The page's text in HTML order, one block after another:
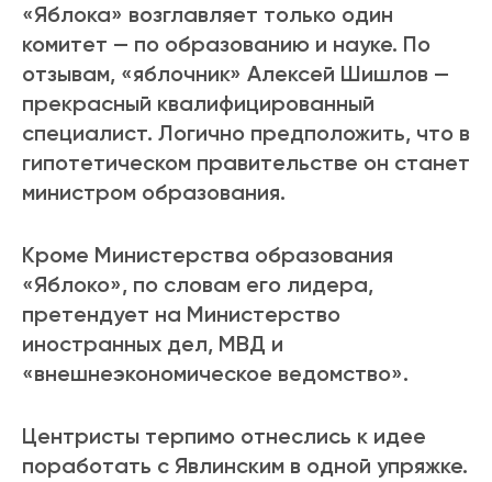
«Яблока» возглавляет только один
комитет — по образованию и науке. По
отзывам, «яблочник» Алексей Шишлов —
прекрасный квалифицированный
специалист. Логично предположить, что в
гипотетическом правительстве он станет
министром образования.
Кроме Министерства образования
«Яблоко», по словам его лидера,
претендует на Министерство
иностранных дел, МВД и
«внешнеэкономическое ведомство».
Центристы терпимо отнеслись к идее
поработать с Явлинским в одной упряжке.